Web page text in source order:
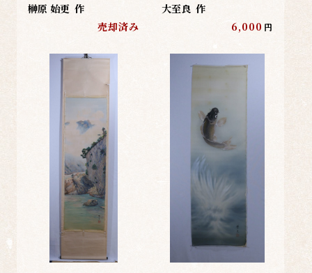
榊原 始更 作
売却済み
大至良 作
6,000 円